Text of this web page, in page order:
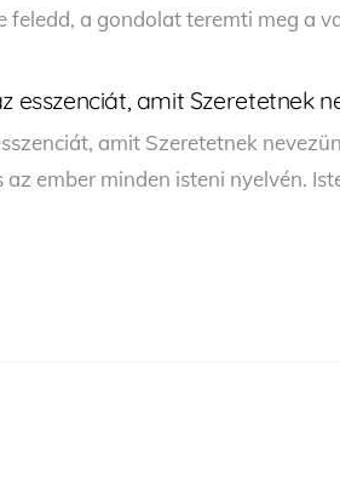
feledd, a gondolat teremti meg a
esszenciát, amit Szeretetnek
amit Szeretetnek
ember minden isteni nyelvén.